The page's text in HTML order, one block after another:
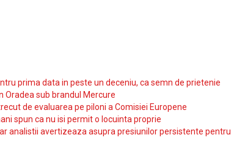
prima data in peste un deceniu, ca semn de prietenie
Oradea sub brandul Mercure
de evaluarea pe piloni a Comisiei Europene
spun ca nu isi permit o locuinta proprie
analistii avertizeaza asupra presiunilor persistente pentru